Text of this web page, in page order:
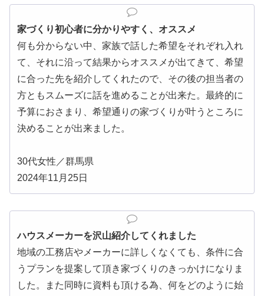
家づくり初心者に分かりやすく、オススメ
何も分からない中、家族で話した希望をそれぞれ入れ
て、それに沿って結果からオススメが出てきて、希望
に合った先を紹介してくれたので、その後の担当者の
方ともスムーズに話を進めることが出来た。最終的に
予算におさまり、希望通りの家づくりが叶うところに
決めることが出来ました。
30代女性／群馬県
2024年11月25日
ハウスメーカーを沢山紹介してくれました
地域の工務店やメーカーに詳しくなくても、条件に合
うプランを提案して頂き家づくりのきっかけになりま
した。また同時に資料も頂ける為、何をどのように始